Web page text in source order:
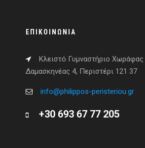
ΕΠΙΚΟΙΝΩΝΊΑ
Κλειστό Γυμναστήριο Χωράφας
Δαμασκηνέας 4, Περιστέρι 121 37
info@philippos-peristeriou.gr
+30 693 67 77 205